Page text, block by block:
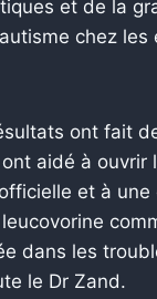
et de la
chez les
ont fait
aidé à ouvrir
et à une
dans les
le Dr Zand.